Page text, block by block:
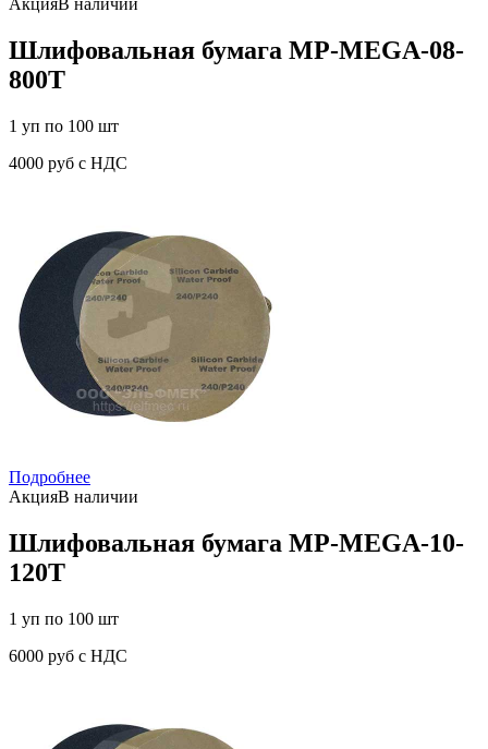
АкцияВ наличии
Шлифовальная бумага MP-MEGA-08-
800T
1 уп по 100 шт
4000 руб с НДС
Подробнее
АкцияВ наличии
Шлифовальная бумага MP-MEGA-10-
120T
1 уп по 100 шт
6000 руб с НДС